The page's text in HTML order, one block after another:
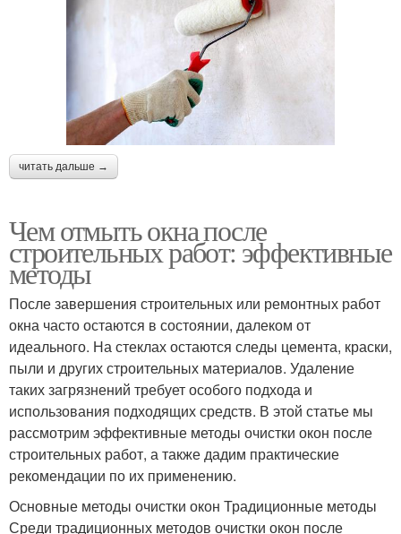
читать дальше →
Чем отмыть окна после
строительных работ: эффективные
методы
После завершения строительных или ремонтных работ
окна часто остаются в состоянии, далеком от
идеального. На стеклах остаются следы цемента, краски,
пыли и других строительных материалов. Удаление
таких загрязнений требует особого подхода и
использования подходящих средств. В этой статье мы
рассмотрим эффективные методы очистки окон после
строительных работ, а также дадим практические
рекомендации по их применению.
Основные методы очистки окон Традиционные методы
Среди традиционных методов очистки окон после